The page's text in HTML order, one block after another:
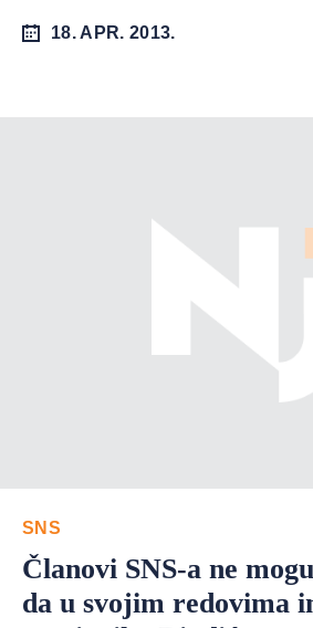
18. APR. 2013.
SNS
Članovi SNS-a ne
da u svojim redovima